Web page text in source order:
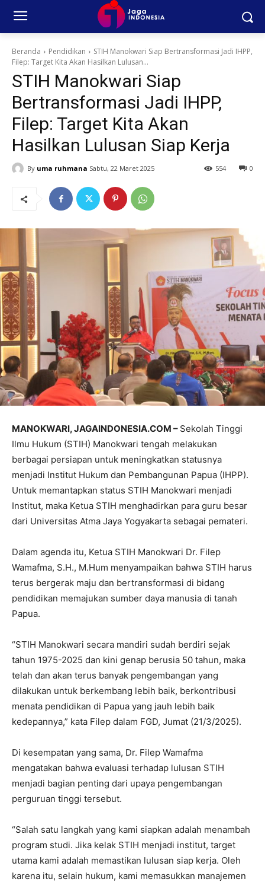
Beranda Pendidikan
STIH Manokwari Siap Bertransformasi Jadi IHPP,
Filep: Target Kita Akan Hasilkan Lulusan...
STIH Manokwari Siap
Bertransformasi Jadi IHPP,
Filep: Target Kita Akan
Hasilkan Lulusan Siap Kerja
By uma ruhmana Sabtu, 22 Maret 2025 0
554
MANOKWARI, JAGAINDONESIA.COM – Sekolah Tinggi
Ilmu Hukum (STIH) Manokwari tengah melakukan
berbagai persiapan untuk meningkatkan statusnya
menjadi Institut Hukum dan Pembangunan Papua (IHPP).
Untuk memantapkan status STIH Manokwari menjadi
Institut, maka Ketua STIH menghadirkan para guru besar
dari Universitas Atma Jaya Yogyakarta sebagai pemateri.
Dalam agenda itu, Ketua STIH Manokwari Dr. Filep
Wamafma, S.H., M.Hum menyampaikan bahwa STIH harus
terus bergerak maju dan bertransformasi di bidang
pendidikan memajukan sumber daya manusia di tanah
Papua.
“STIH Manokwari secara mandiri sudah berdiri sejak
tahun 1975-2025 dan kini genap berusia 50 tahun, maka
telah dan akan terus banyak pengembangan yang
dilakukan untuk berkembang lebih baik, berkontribusi
menata pendidikan di Papua yang jauh lebih baik
kedepannya,” kata Filep dalam FGD, Jumat (21/3/2025).
Di kesempatan yang sama, Dr. Filep Wamafma
mengatakan bahwa evaluasi terhadap lulusan STIH
menjadi bagian penting dari upaya pengembangan
perguruan tinggi tersebut.
“Salah satu langkah yang kami siapkan adalah menambah
program studi. Jika kelak STIH menjadi institut, target
utama kami adalah memastikan lulusan siap kerja. Oleh
karena itu, selain hukum, kami memasukkan manajemen